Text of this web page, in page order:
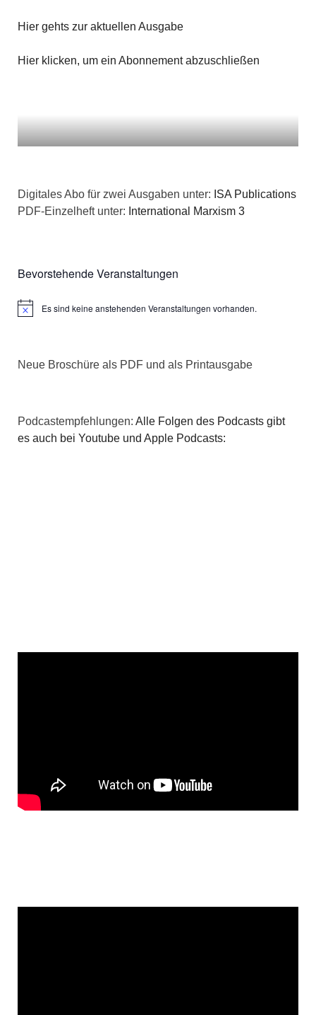
Hier gehts zur aktuellen Ausgabe
Hier klicken, um ein Abonnement abzuschließen
Digitales Abo für zwei Ausgaben unter: ISA Publications
PDF-Einzelheft unter: International Marxism 3
Bevorstehende Veranstaltungen
HinweisEs sind keine anstehenden Veranstaltungen vorhanden.
Neue Broschüre als PDF und als Printausgabe
Podcastempfehlungen: Alle Folgen des Podcasts gibt
es auch bei Youtube und Apple Podcasts: